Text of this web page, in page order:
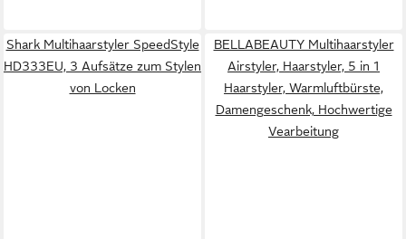
Shark Multihaarstyler SpeedStyle
HD333EU, 3 Aufsätze zum Stylen
von Locken
BELLABEAUTY Multihaarstyler
Airstyler, Haarstyler, 5 in 1
Haarstyler, Warmluftbürste,
Damengeschenk, Hochwertige
Vearbeitung